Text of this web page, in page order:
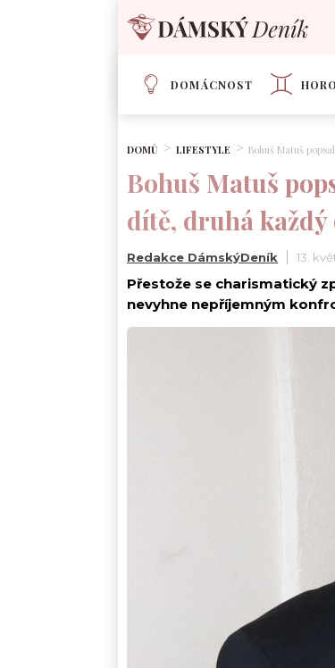
DOMÁCNOST
DOMŮ LIFESTYLE Bohuš Matuš
Bohuš Matuš
dítě, druhá
Redakce DámskýDeník 13.
Přestože se charismatický
nevyhne nepříjemným